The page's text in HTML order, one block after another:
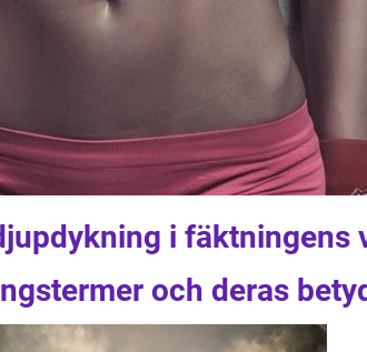
i fäktningens
och deras